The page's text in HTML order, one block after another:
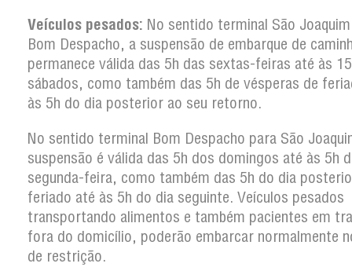
Veículos pesados: No sentido terminal São
Bom Despacho, a suspensão de embarque de
permanece válida das 5h das sextas-feiras até às
sábados, como também das 5h de vésperas de
às 5h do dia posterior ao seu retorno.
No sentido terminal Bom Despacho para São
suspensão é válida das 5h dos domingos até às 5h
segunda-feira, como também das 5h do dia
feriado até às 5h do dia seguinte. Veículos pesados
transportando alimentos e também pacientes em
fora do domicílio, poderão embarcar normalmente
de restrição.